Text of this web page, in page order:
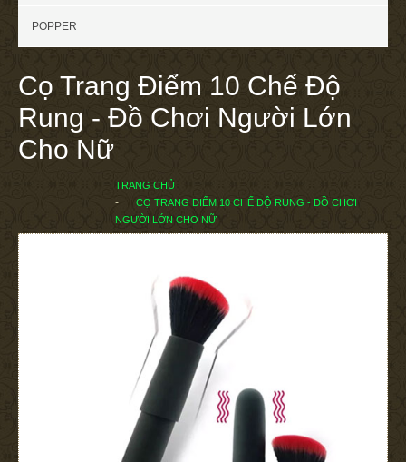
POPPER
Cọ Trang Điểm 10 Chế Độ
Rung - Đồ Chơi Người Lớn
Cho Nữ
TRANG CHỦ
CỌ TRANG ĐIỂM 10 CHẾ ĐỘ RUNG - ĐỒ CHƠI
NGƯỜI LỚN CHO NỮ